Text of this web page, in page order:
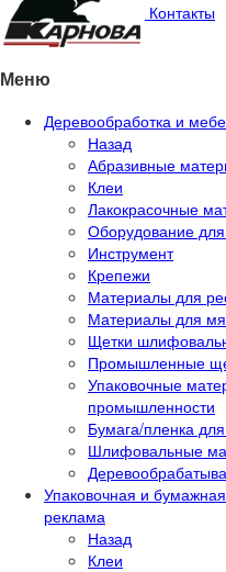
Контакты
Меню
Деревообработка и
Назад
Абразивные
Клеи
Лакокрасочные
Оборудование для
Инструмент
Крепежи
Материалы для
Материалы для
Щетки
Промышленные
Упаковочные
промышленности
Бумага/пленка
Шлифовальные
Упаковочная и
реклама
Назад
Клеи